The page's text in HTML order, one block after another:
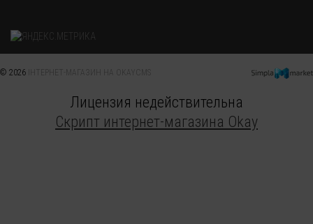
© 2026 ІНТЕРНЕТ-МАГАЗИН НА OKAYCMS
Лицензия недействительна
Скрипт интернет-магазина Okay